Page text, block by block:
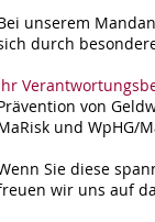
unserem
durch
von
und
Sie diese
wir uns auf